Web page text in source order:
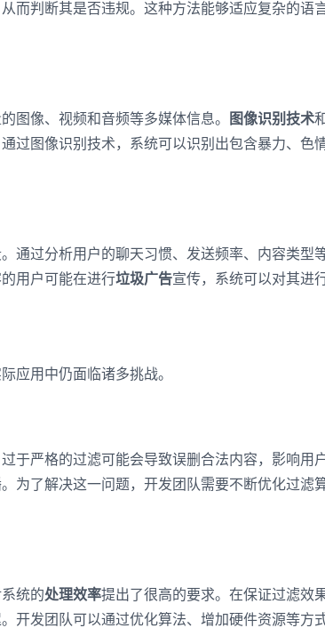
而判断其是否违规。这种方法能够适应复杂的语
图像、视频和音频等多媒体信息。 图像识别技术
过图像识别技术，系统可以识别出包含暴力、色
通过分析用户的聊天习惯、发送频率、内容类型
用户可能在进行垃圾广告宣传，系统可以对其进
应用中仍面临诸多挑战。
于严格的过滤可能会导致误删合法内容，影响用
为了解决这一问题，开发团队需要不断优化过滤
统的处理效率提出了很高的要求。在保证过滤效
开发团队可以通过优化算法、增加硬件资源等方
登录即时通讯云